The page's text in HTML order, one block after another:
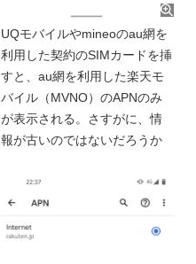
UQモバイルやmineoのau網を
利用した契約のSIMカードを挿
すと、au網を利用した楽天モ
バイル（MVNO）のAPNのみ
が表示される。さすがに、情
報が古いのではないだろうか